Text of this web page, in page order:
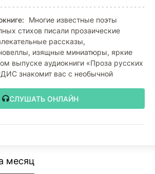
Многие известные поэты
стихов писали прозаические
рассказы,
изящные миниатюры, яркие
выпуске аудиокниги «Проза русских
знакомит вас с необычной
СЛУШАТЬ ОНЛАЙН
месяц